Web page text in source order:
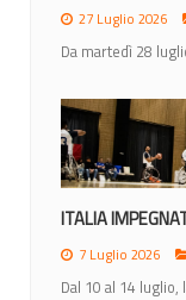
27 Luglio 2026
Da martedì 28
ITALIA
7 Luglio 2026
Dal 10 al 14 luglio,